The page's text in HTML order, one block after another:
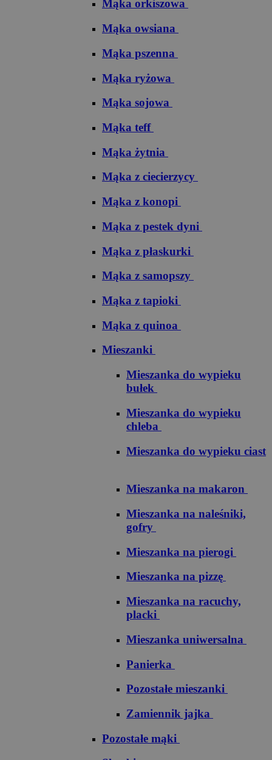
Mąka orkiszowa
Mąka owsiana
Mąka pszenna
Mąka ryżowa
Mąka sojowa
Mąka teff
Mąka żytnia
Mąka z ciecierzycy
Mąka z konopi
Mąka z pestek dyni
Mąka z płaskurki
Mąka z samopszy
Mąka z tapioki
Mąka z quinoa
Mieszanki
Mieszanka do wypieku
bułek
Mieszanka do wypieku
chleba
Mieszanka do wypieku ciast
Mieszanka na makaron
Mieszanka na naleśniki,
gofry
Mieszanka na pierogi
Mieszanka na pizzę
Mieszanka na racuchy,
placki
Mieszanka uniwersalna
Panierka
Pozostałe mieszanki
Zamiennik jajka
Pozostałe mąki